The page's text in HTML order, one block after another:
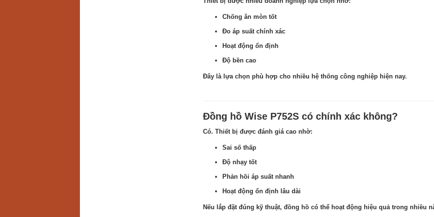
Chống ăn mòn tốt
Đo áp suất chính xác
Hoạt động ổn định
Độ bền cao
Đây là lựa chọn phù hợp cho nhiều hệ thống công nghiệp hiện nay.
Đồng hồ Wise P752S có chính xác không?
Có. Thiết bị được đánh giá cao nhờ:
Sai số thấp
Độ nhạy tốt
Phản hồi áp suất nhanh
Hoạt động ổn định lâu dài
Nếu lắp đặt đúng kỹ thuật, đồng hồ có thể hoạt động hiệu quả trong nhiều